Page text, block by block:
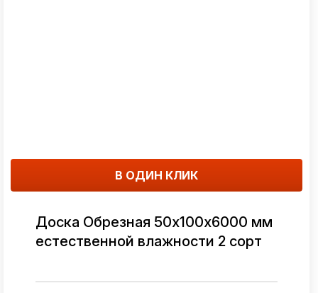
В ОДИН КЛИК
Доска Обрезная 50х100х6000 мм
естественной влажности 2 сорт